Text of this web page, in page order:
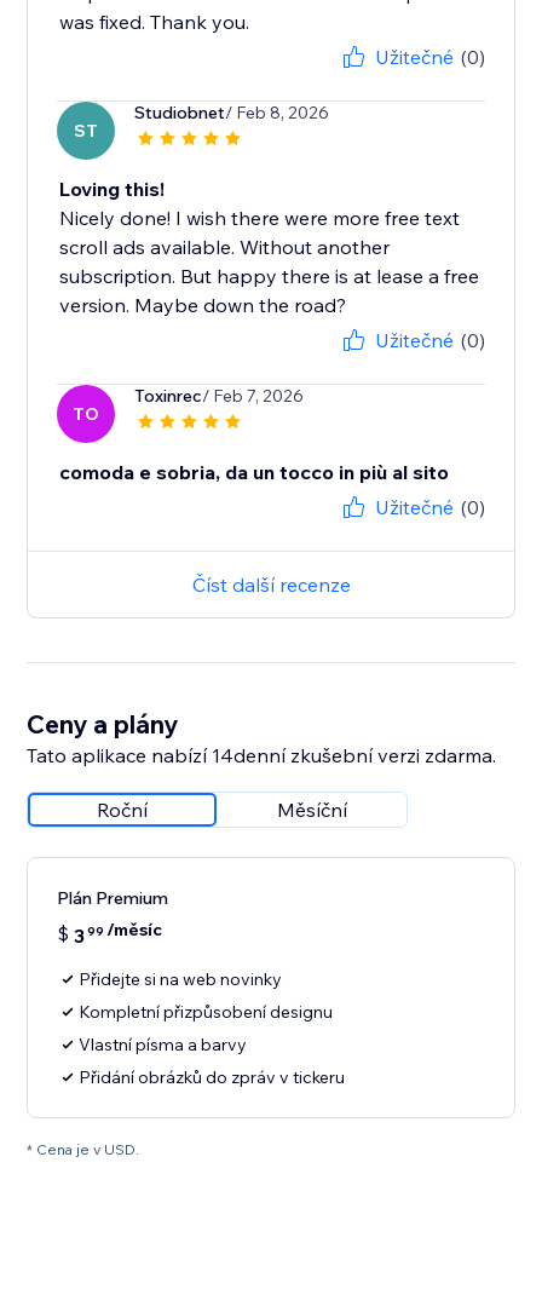
was fixed. Thank you.
Užitečné (0)
ST
Studiobnet/ Feb 8, 2026
Loving this!
Nicely done! I wish there were more free text
scroll ads available. Without another
subscription. But happy there is at lease a free
version. Maybe down the road?
Užitečné (0)
TO
Toxinrec/ Feb 7, 2026
comoda e sobria, da un tocco in più al sito
Užitečné (0)
Číst další recenze
Ceny a plány
Tato aplikace nabízí 14denní zkušební verzi zdarma.
Roční Měsíční
Plán Premium
$ 399 /měsíc
Přidejte si na web novinky
Kompletní přizpůsobení designu
Vlastní písma a barvy
Přidání obrázků do zpráv v tickeru
* Cena je v USD.